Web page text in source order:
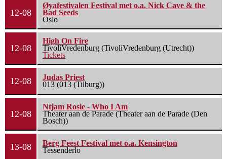
12-08
Øyafestivalen Festival met o.a. Nick Cave & the
Bad Seeds
Oslo
12-08
High On Fire
TivoliVredenburg (TivoliVredenburg (Utrecht))
Tickets
12-08
Judas Priest
013 (013 (Tilburg))
12-08
Ntjam Rosie - Who I Am
Theater aan de Parade (Theater aan de Parade (Den
Bosch))
13-08
Berg Feest Festival met o.a. Kensington
Tessenderlo